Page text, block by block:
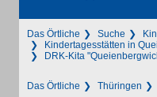
Das Örtliche Suche
Kindertagesstätten in
DRK-Kita
Das Örtliche Thüringen